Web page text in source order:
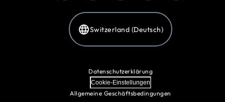
Switzerland (Deutsch)
Datenschutzerklärung
Cookie-Einstellungen
Allgemeine Geschäftsbedingungen